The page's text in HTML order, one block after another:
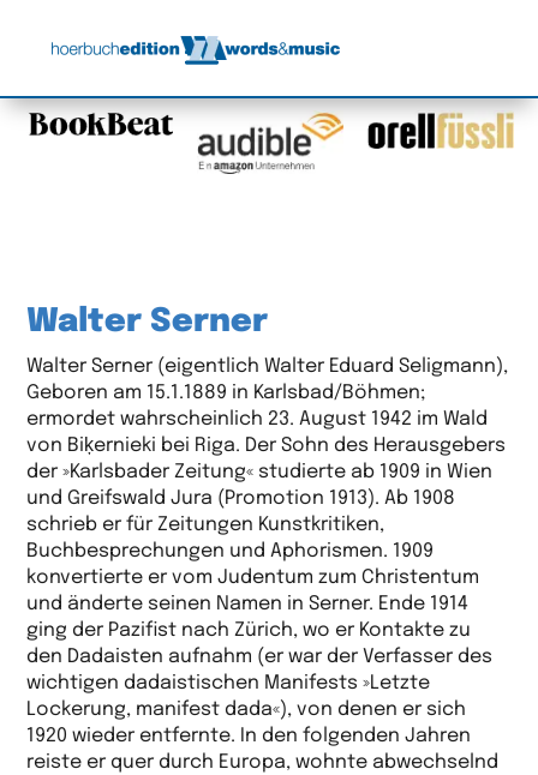
Walter Serner
Walter Serner (eigentlich Walter Eduard Seligmann),
Geboren am 15.1.1889 in Karlsbad/Böhmen;
ermordet wahrscheinlich 23. August 1942 im Wald
von Biķernieki bei Riga. Der Sohn des Herausgebers
der »Karlsbader Zeitung« studierte ab 1909 in Wien
und Greifswald Jura (Promotion 1913). Ab 1908
schrieb er für Zeitungen Kunstkritiken,
Buchbesprechungen und Aphorismen. 1909
konvertierte er vom Judentum zum Christentum
und änderte seinen Namen in Serner. Ende 1914
ging der Pazifist nach Zürich, wo er Kontakte zu
den Dadaisten aufnahm (er war der Verfasser des
wichtigen dadaistischen Manifests »Letzte
Lockerung, manifest dada«), von denen er sich
1920 wieder entfernte. In den folgenden Jahren
reiste er quer durch Europa, wohnte abwechselnd